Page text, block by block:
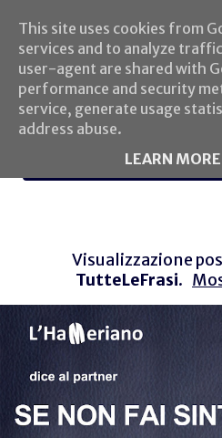
MENU
Visualizzazione
TutteLeFrasi.
This site uses cookies from
services and to analyze
user-agent are shared with
performance and security
service, generate usage
address abuse.
LEARN MORE